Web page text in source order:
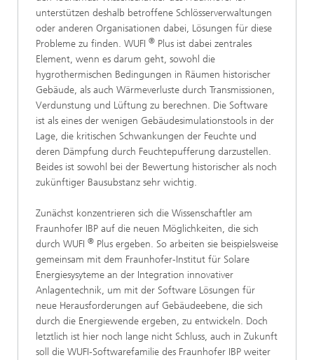
unterstützen deshalb betroffene Schlösserverwaltungen
oder anderen Organisationen dabei, Lösungen für diese
Probleme zu finden. WUFI ® Plus ist dabei zentrales
Element, wenn es darum geht, sowohl die
hygrothermischen Bedingungen in Räumen historischer
Gebäude, als auch Wärmeverluste durch Transmissionen,
Verdunstung und Lüftung zu berechnen. Die Software
ist als eines der wenigen Gebäudesimulationstools in der
Lage, die kritischen Schwankungen der Feuchte und
deren Dämpfung durch Feuchtepufferung darzustellen.
Beides ist sowohl bei der Bewertung historischer als noch
zukünftiger Bausubstanz sehr wichtig.
Zunächst konzentrieren sich die Wissenschaftler am
Fraunhofer IBP auf die neuen Möglichkeiten, die sich
durch WUFI ® Plus ergeben. So arbeiten sie beispielsweise
gemeinsam mit dem Fraunhofer-Institut für Solare
Energiesysyteme an der Integration innovativer
Anlagentechnik, um mit der Software Lösungen für
neue Herausforderungen auf Gebäudeebene, die sich
durch die Energiewende ergeben, zu entwickeln. Doch
letztlich ist hier noch lange nicht Schluss, auch in Zukunft
soll die WUFI-Softwarefamilie des Fraunhofer IBP weiter